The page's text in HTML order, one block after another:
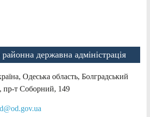
державна адміністрація
Одеська область, Болградський
пр-т Соборний, 149